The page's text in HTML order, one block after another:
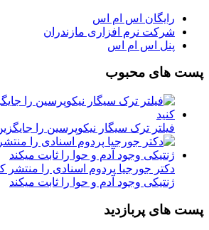
رایگان اس ام اس
شرکت نرم افزاری مازندران
پنل اس ام اس
پست های محبوب
فیلتر ترک سیگار نیکوپرسین را
دکتر جورجیا پردوم اسنادی را منتشر
ژنتیکی وجود آدم و حوا را ثابت میکند
پست های پربازدید